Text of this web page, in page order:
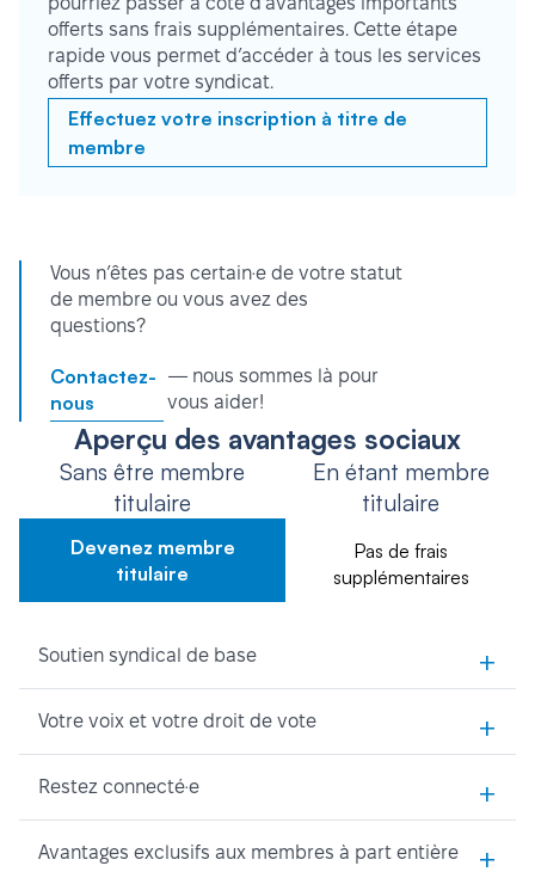
offerts sans frais supplémentaires. Cette étape
rapide vous permet d’accéder à tous les services
offerts par votre syndicat.
Effectuez votre inscription à titre de
membre
Vous n’êtes pas certain·e de votre statut
de membre ou vous avez des
questions?
Contactez-
nous
— nous sommes là pour
vous aider!
Aperçu des avantages sociaux
Sans être membre
titulaire
Devenez membre
titulaire
En étant membre
titulaire
Pas de frais
supplémentaires
Soutien syndical de base +
Votre voix et votre droit de vote +
Restez connecté·e +
Avantages exclusifs aux membres à part entière +